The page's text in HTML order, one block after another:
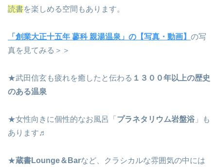
読書を楽しめる空間もあります。
「創業大正十五年 蓼科 親湯温泉」の【写真・動画】 の写
真を見てみる＞＞
★武田信玄も疲れを癒したと伝わる １３００年以上の歴史
のある温泉
★女性向きに個性的なお風呂「 プラネタリウム岩盤浴 」も
あります♬
★蔵書Lounge＆Barなど、クラシカルな雰囲気の中には